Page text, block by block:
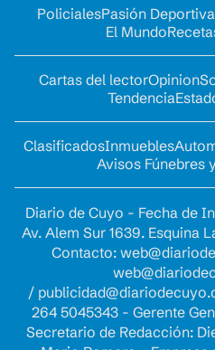
PolicialesPasión Deportiva
El Mundo
Cartas del lectorOpinion
Tendencia
ClasificadosInmuebles
Avisos Fúnebres
Diario de Cuyo - Fecha de
Av. Alem Sur 1639. Esquina
Contacto:
/
264 5045343 - Gerente
Secretario de Redacción: